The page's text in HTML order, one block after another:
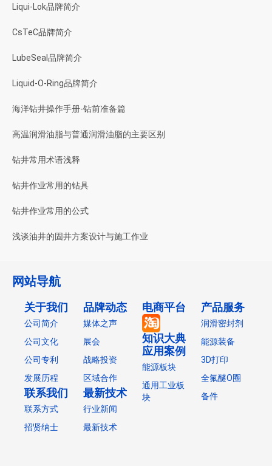
Liqui-Lok品牌简介
CsTeC品牌简介
LubeSeal品牌简介
Liquid-O-Ring品牌简介
海洋钻井操作手册-钻前准备篇
高温润滑油脂与普通润滑油脂的主要区别
钻井常用术语浅释
钻井作业常用的钻具
钻井作业常用的公式
浅谈油井的固井方案设计与施工作业
网站导航
关于我们
公司简介
公司文化
公司专利
发展历程
联系我们
联系方式
招贤纳士
品牌动态
媒体之声
展会
战略投资
区域合作
最新技术
行业新闻
最新技术
电商平台
知识大典
应用案例
能源板块
通用工业板
块
产品服务
润滑密封剂
能源装备
3D打印
全氟醚O圈
备件